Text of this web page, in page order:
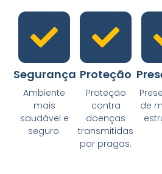
Segurança
Ambiente
mais
saudável e
seguro.
Proteção
Proteção
contra
doenças
transmitidas
por pragas.
de